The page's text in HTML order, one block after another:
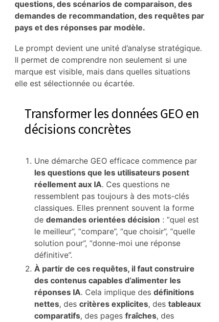
questions, des scénarios de comparaison, des
demandes de recommandation, des requêtes par
pays et des réponses par modèle.
Le prompt devient une unité d’analyse stratégique.
Il permet de comprendre non seulement si une
marque est visible, mais dans quelles situations
elle est sélectionnée ou écartée.
Transformer les données GEO en
décisions concrètes
Une démarche GEO efficace commence par
les questions que les utilisateurs posent
réellement aux IA. Ces questions ne
ressemblent pas toujours à des mots-clés
classiques. Elles prennent souvent la forme
de demandes orientées décision : “quel est
le meilleur”, “compare”, “que choisir”, “quelle
solution pour”, “donne-moi une réponse
définitive”.
À partir de ces requêtes, il faut construire
des contenus capables d’alimenter les
réponses IA. Cela implique des définitions
nettes, des critères explicites, des tableaux
comparatifs, des pages fraîches, des